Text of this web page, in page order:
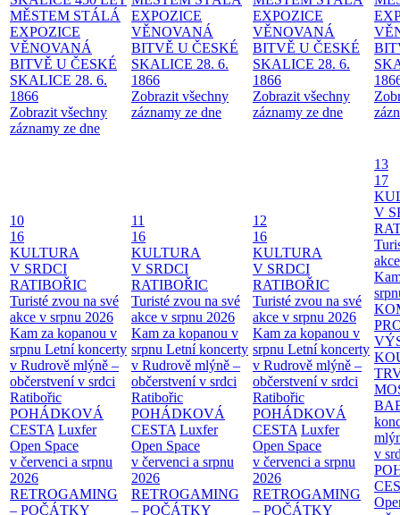
MĚSTEM STÁLÁ
EXPOZICE
VĚNOVANÁ
BITVĚ U ČESKÉ
SKALICE 28. 6.
1866
Zobrazit všechny
záznamy ze dne
EXPOZICE
VĚNOVANÁ
BITVĚ U ČESKÉ
SKALICE 28. 6.
1866
Zobrazit všechny
záznamy ze dne
EXPOZICE
VĚNOVANÁ
BITVĚ U ČESKÉ
SKALICE 28. 6.
1866
Zobrazit všechny
záznamy ze dne
10
16
KULTURA
V SRDCI
RATIBOŘIC
Turisté zvou na své
akce v srpnu 2026
Kam za kopanou v
srpnu Letní koncerty
v Rudrově mlýně –
občerstvení v srdci
Ratibořic
POHÁDKOVÁ
CESTA Luxfer
Open Space
v červenci a srpnu
2026
RETROGAMING
– POČÁTKY
11
16
KULTURA
V SRDCI
RATIBOŘIC
Turisté zvou na své
akce v srpnu 2026
Kam za kopanou v
srpnu Letní koncerty
v Rudrově mlýně –
občerstvení v srdci
Ratibořic
POHÁDKOVÁ
CESTA Luxfer
Open Space
v červenci a srpnu
2026
RETROGAMING
– POČÁTKY
12
16
KULTURA
V SRDCI
RATIBOŘIC
Turisté zvou na své
akce v srpnu 2026
Kam za kopanou v
srpnu Letní koncerty
v Rudrově mlýně –
občerstvení v srdci
Ratibořic
POHÁDKOVÁ
CESTA Luxfer
Open Space
v červenci a srpnu
2026
RETROGAMING
– POČÁTKY
13
17
V
v